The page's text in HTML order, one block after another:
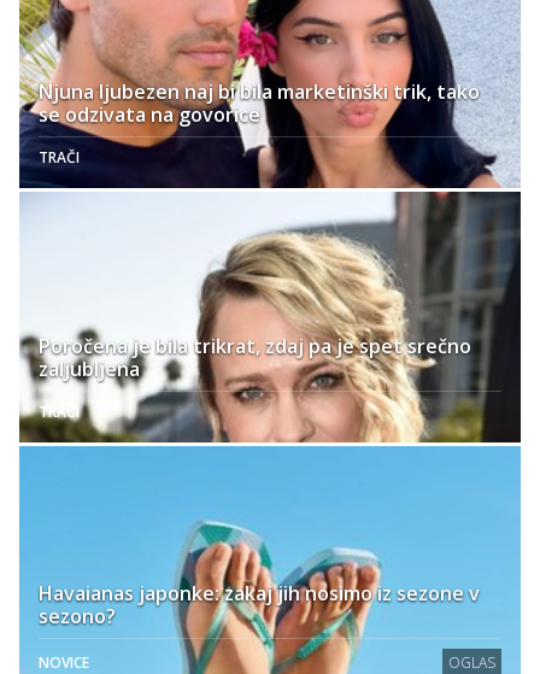
Njuna ljubezen naj bi bila marketinški trik, tako
se odzivata na govorice
TRAČI
Poročena je bila trikrat, zdaj pa je spet srečno
zaljubljena
TRAČI
Havaianas japonke: zakaj jih nosimo iz sezone v
sezono?
NOVICE OGLAS